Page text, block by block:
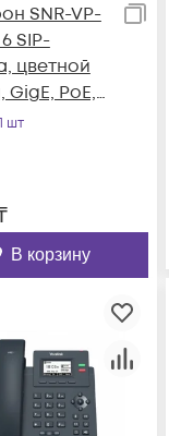
SNR-VP-
SIP-
цветной
PoE,
шт
В корзину